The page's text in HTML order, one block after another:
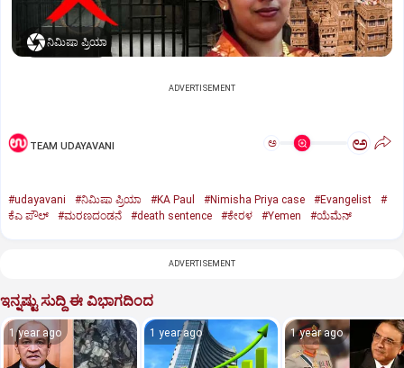
ನಿಮಿಷಾ ಪ್ರಿಯಾ
ADVERTISEMENT
TEAM UDAYAVANI ಅ ಅ
#udayavani #ನಿಮಿಷಾ ಪ್ರಿಯಾ #KA Paul #Nimisha Priya case #Evangelist
#
ಕೆಎ ಪೌಲ್
#ಮರಣದಂಡನೆ #death sentence #ಕೇರಳ #Yemen #ಯೆಮೆನ್‌
ADVERTISEMENT
ಇನ್ನಷ್ಟು ಸುದ್ದಿ ಈ ವಿಭಾಗದಿಂದ
1 year ago 1 year ago 1 year ago